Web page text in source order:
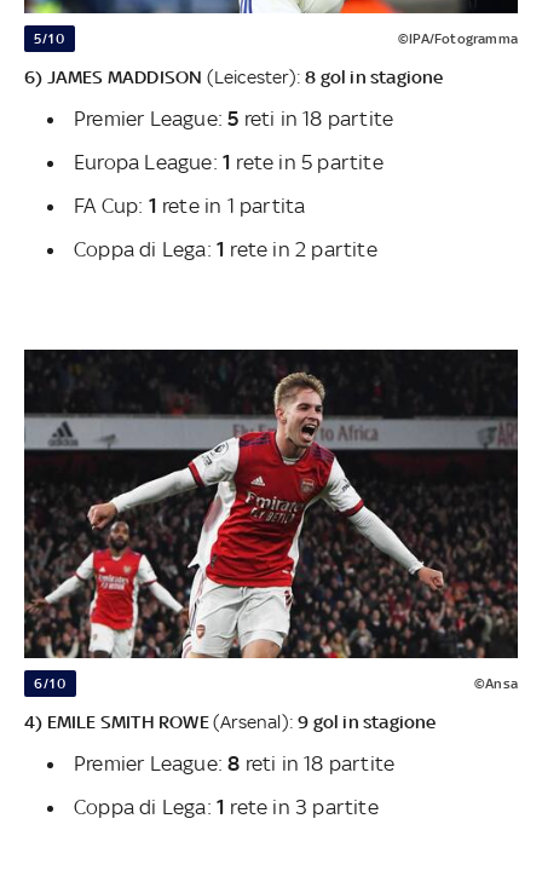
5/10 ©IPA/Fotogramma
6) JAMES MADDISON (Leicester): 8 gol in stagione
Premier League:5 reti in 18 partite
Europa League: 1 rete in 5 partite
FA Cup: 1 rete in 1 partita
Coppa di Lega: 1 rete in 2 partite
6/10 ©Ansa
4) EMILE SMITH ROWE(Arsenal):9 gol in stagione
Premier League:8 reti in 18 partite
Coppa di Lega: 1 rete in 3 partite